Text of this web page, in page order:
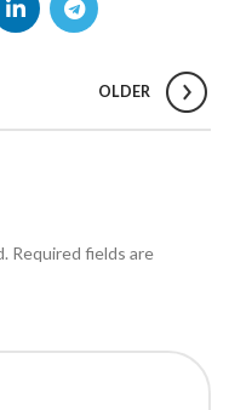
OLDER
Required fields are